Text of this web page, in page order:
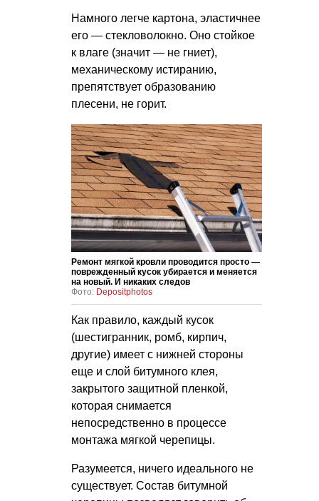
Намного легче картона, эластичнее
его — стекловолокно. Оно стойкое
к влаге (значит — не гниет),
механическому истиранию,
препятствует образованию
плесени, не горит.
Ремонт мягкой кровли проводится просто —
поврежденный кусок убирается и меняется
на новый. И никаких следов
Фото: Depositphotos
Как правило, каждый кусок
(шестигранник, ромб, кирпич,
другие) имеет с нижней стороны
еще и слой битумного клея,
закрытого защитной пленкой,
которая снимается
непосредственно в процессе
монтажа мягкой черепицы.
Разумеется, ничего идеального не
существует. Состав битумной